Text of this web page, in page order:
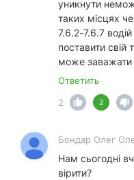
уникнути
таких місцях
7.6.2-7.6.7
поставити свій
може заважати
Ответить
2
2
Бондар Олег
Нам сьогодні
вірити?